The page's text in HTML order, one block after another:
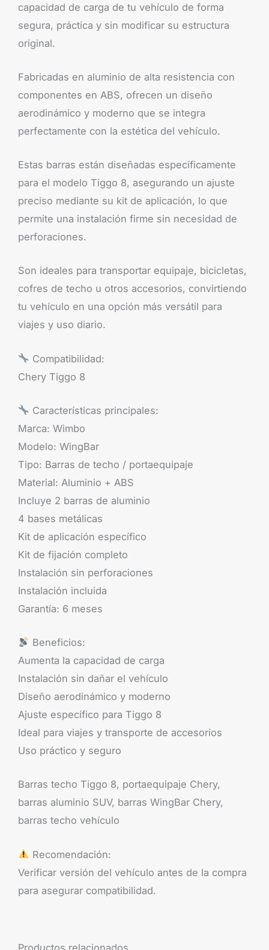
capacidad de carga de tu vehículo de forma
segura, práctica y sin modificar su estructura
original.
Fabricadas en aluminio de alta resistencia con
componentes en ABS, ofrecen un diseño
aerodinámico y moderno que se integra
perfectamente con la estética del vehículo.
Estas barras están diseñadas específicamente
para el modelo Tiggo 8, asegurando un ajuste
preciso mediante su kit de aplicación, lo que
permite una instalación firme sin necesidad de
perforaciones.
Son ideales para transportar equipaje, bicicletas,
cofres de techo u otros accesorios, convirtiendo
tu vehículo en una opción más versátil para
viajes y uso diario.
Compatibilidad:
Chery Tiggo 8
Características principales:
Marca: Wimbo
Modelo: WingBar
Tipo: Barras de techo / portaequipaje
Material: Aluminio + ABS
Incluye 2 barras de aluminio
4 bases metálicas
Kit de aplicación específico
Kit de fijación completo
Instalación sin perforaciones
Instalación incluida
Garantía: 6 meses
Beneficios:
Aumenta la capacidad de carga
Instalación sin dañar el vehículo
Diseño aerodinámico y moderno
Ajuste específico para Tiggo 8
Ideal para viajes y transporte de accesorios
Uso práctico y seguro
Barras techo Tiggo 8, portaequipaje Chery,
barras aluminio SUV, barras WingBar Chery,
barras techo vehículo
Recomendación:
Verificar versión del vehículo antes de la compra
para asegurar compatibilidad.